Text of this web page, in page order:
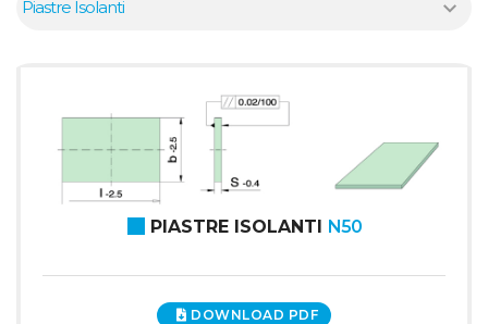
PIASTRE ISOLANTI N50
DOWNLOAD PDF